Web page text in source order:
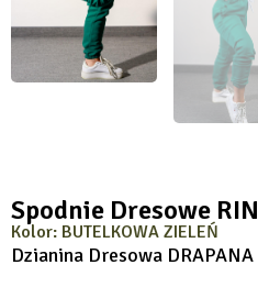
Spodnie Dresowe RIN
Kolor: BUTELKOWA ZIELEŃ
Dzianina Dresowa DRAPANA